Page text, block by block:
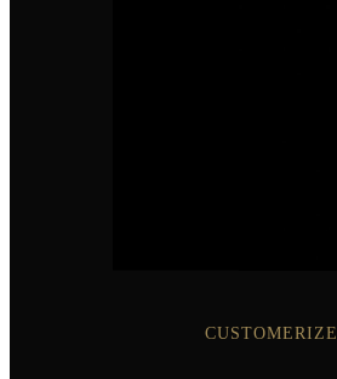
CUSTOMERIZE